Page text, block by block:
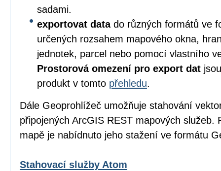
sadami.
exportovat datado různých formátů ve
určených rozsahem mapového okna,
jednotek, parcel nebo pomocí vlastního
Prostorová omezení pro export dat
produkt v tomto přehledu.
Dále Geoprohlížeč umožňuje stahování
připojených ArcGIS REST mapových služeb.
mapě je nabídnuto jeho stažení ve formátu
Stahovací služby Atom